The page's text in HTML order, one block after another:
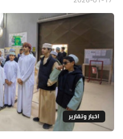
اخبار وتقارير